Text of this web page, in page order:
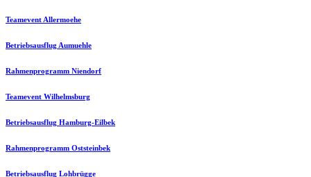
Teamevent Allermoehe
Betriebsausflug Aumuehle
Rahmenprogramm Niendorf
Teamevent Wilhelmsburg
Betriebsausflug Hamburg-Eilbek
Rahmenprogramm Oststeinbek
Betriebsausflug Lohbrügge